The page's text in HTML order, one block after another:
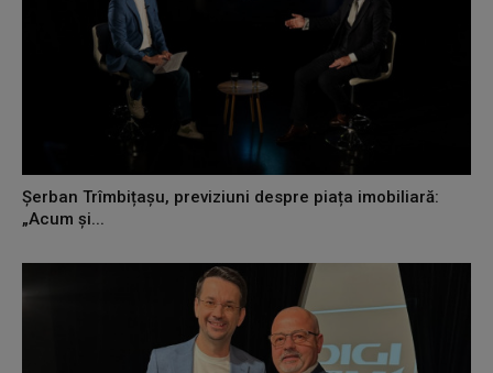
Șerban Trîmbițașu, previziuni despre piața imobiliară:
„Acum și...